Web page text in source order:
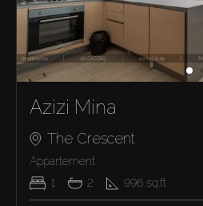
Azizi Mina
The Crescent
Appartement
1
2 996 sq.ft